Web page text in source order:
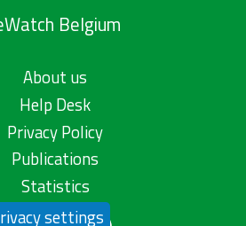
Belgium
About us
Help Desk
Privacy Policy
Publications
Statistics
settings